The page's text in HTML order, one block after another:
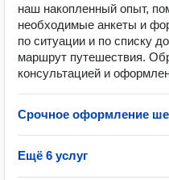
наш накопленный опыт,
необходимые анкеты и
по ситуации и по списку
маршрут путешествия.
консультацией и
Срочное оформление
Ещё 6 услуг